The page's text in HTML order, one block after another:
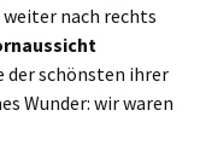
nach rechts
der schönsten ihrer
Wunder: wir waren